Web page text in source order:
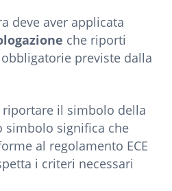
deve aver applicata
che riporti
previste dalla
il simbolo della
simbolo significa che
al regolamento ECE
i criteri necessari